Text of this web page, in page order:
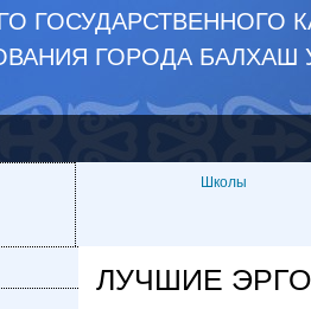
ГОСУДАРСТВЕННОГО
ГОРОДА БАЛХАШ
Школы
ЛУЧШИЕ